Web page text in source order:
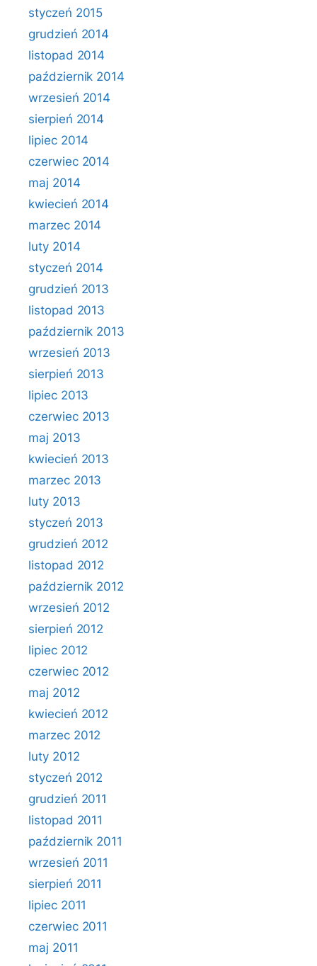
styczeń 2015
grudzień 2014
listopad 2014
październik 2014
wrzesień 2014
sierpień 2014
lipiec 2014
czerwiec 2014
maj 2014
kwiecień 2014
marzec 2014
luty 2014
styczeń 2014
grudzień 2013
listopad 2013
październik 2013
wrzesień 2013
sierpień 2013
lipiec 2013
czerwiec 2013
maj 2013
kwiecień 2013
marzec 2013
luty 2013
styczeń 2013
grudzień 2012
listopad 2012
październik 2012
wrzesień 2012
sierpień 2012
lipiec 2012
czerwiec 2012
maj 2012
kwiecień 2012
marzec 2012
luty 2012
styczeń 2012
grudzień 2011
listopad 2011
październik 2011
wrzesień 2011
sierpień 2011
lipiec 2011
czerwiec 2011
maj 2011